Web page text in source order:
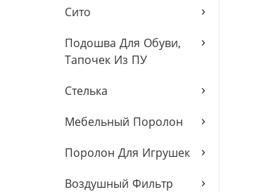
›
Сито
›
Подошва Для Обуви,
Тапочек Из ПУ
›
Стелька
›
Мебельный Поролон
›
Поролон Для Игрушек
›
Воздушный Фильтр